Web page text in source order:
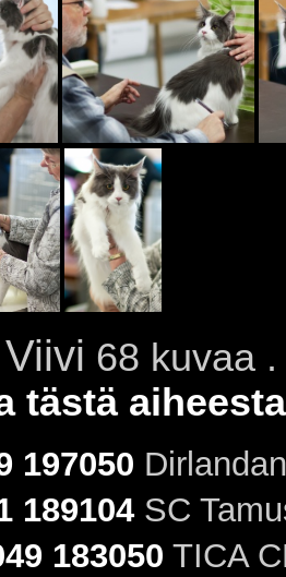
68 kuvaa
tästä aiheesta
197050
189104SC
183050 TICA